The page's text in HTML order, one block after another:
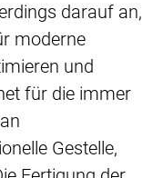
darauf an,
moderne
und
für die immer
Gestelle,